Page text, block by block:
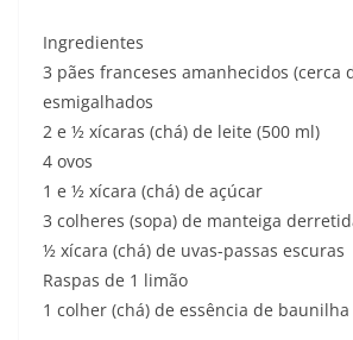
Ingredientes
3 pães franceses amanhecidos (cerca
esmigalhados
2 e ½ xícaras (chá) de leite (500 ml)
4 ovos
1 e ½ xícara (chá) de açúcar
3 colheres (sopa) de manteiga
½ xícara (chá) de uvas-passas escuras
Raspas de 1 limão
1 colher (chá) de essência de baunilha